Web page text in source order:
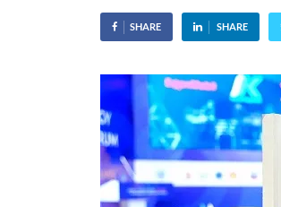
SHARE SHARE